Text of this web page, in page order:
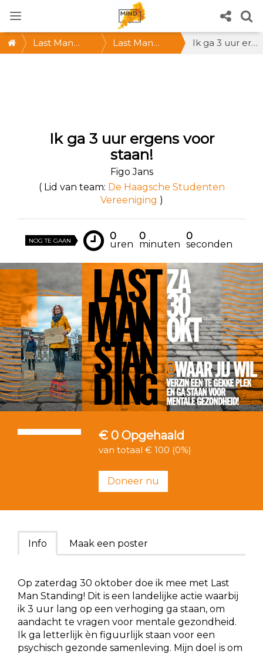
Last Man
Last Man
Doe mee!
Ik ga 3 uur ergens voor staan!
Ik ga 3 uur ergens voor
staan!
Figo Jans
( Lid van team: De Haagsche Studenten
Vereeniging )
NOG TE GAAN 0
uren
0
minuten
0
seconden
€ 0 Opgehaald
van totaal € 100 (0%)
Doneer nu
Info Maak een poster
Op zaterdag 30 oktober doe ik mee met Last
Man Standing! Dit is een landelijke actie waarbij
ik 3 uur lang op een verhoging ga staan, om
aandacht te vragen voor mentale gezondheid.
Ik ga letterlijk èn figuurlijk staan voor een
psychisch gezonde samenleving. Mijn doel is om